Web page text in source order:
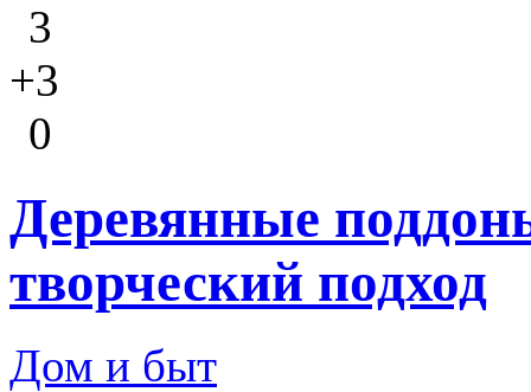
3
+3
0
Деревянные
творческий подход
Дом и быт